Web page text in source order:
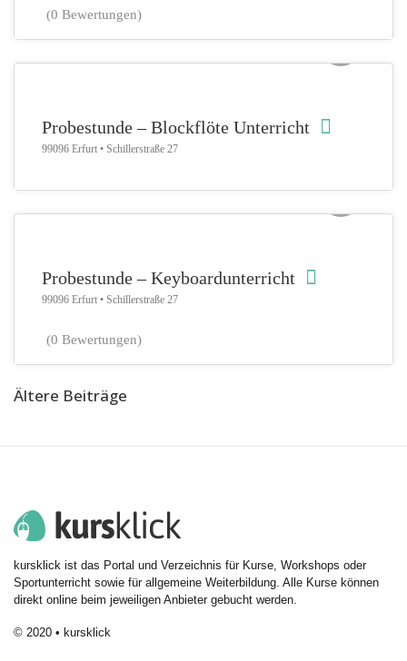
(0 Bewertungen)
Instrumental, Musik & Co.
Probestunde – Blockflöte Unterricht
99096 Erfurt • Schillerstraße 27
Instrumental, Musik & Co.
Probestunde – Keyboardunterricht
99096 Erfurt • Schillerstraße 27
(0 Bewertungen)
Beitragsnavigation
Ältere Beiträge
kursklick ist das Portal und Verzeichnis für Kurse, Workshops oder
Sportunterricht sowie für allgemeine Weiterbildung. Alle Kurse können
direkt online beim jeweiligen Anbieter gebucht werden.
© 2020 • kursklick